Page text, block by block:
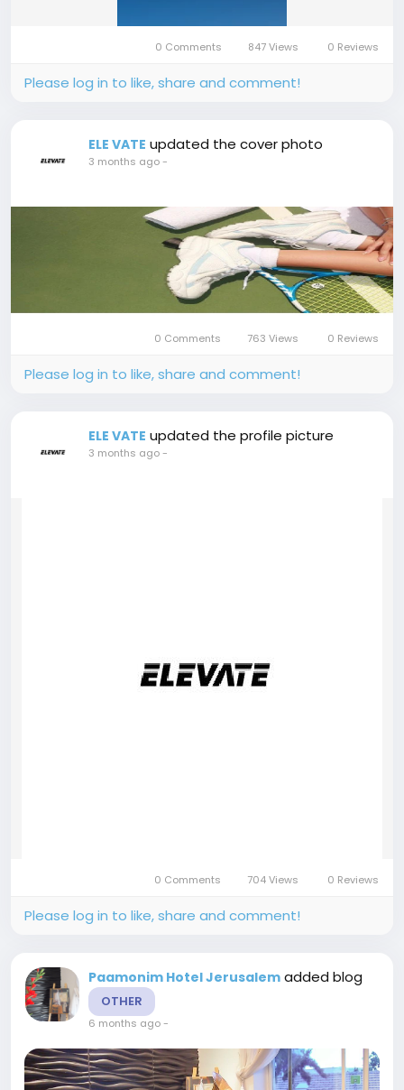
0 Comments 847 Views 0 Reviews
Please log in to like, share and comment!
ELE VATE updated the cover photo
3 months ago-
0 Comments 763 Views 0 Reviews
Please log in to like, share and comment!
ELE VATE updated the profile picture
3 months ago-
0 Comments 704 Views 0 Reviews
Please log in to like, share and comment!
Paamonim Hotel Jerusalem added blog
OTHER
6 months ago-